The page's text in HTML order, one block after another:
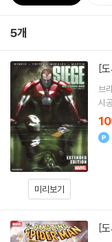
5개
미리보기
[
브
이
시
10
[